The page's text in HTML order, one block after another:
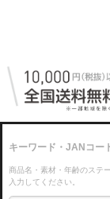
キーワード・JANコー
商品名・素材・年齢のステ
入力してください。